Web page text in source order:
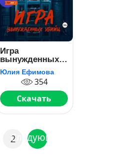
Игра
вынужденных
убийц
Юлия Ефимова
354
Скачать
2
Следующая